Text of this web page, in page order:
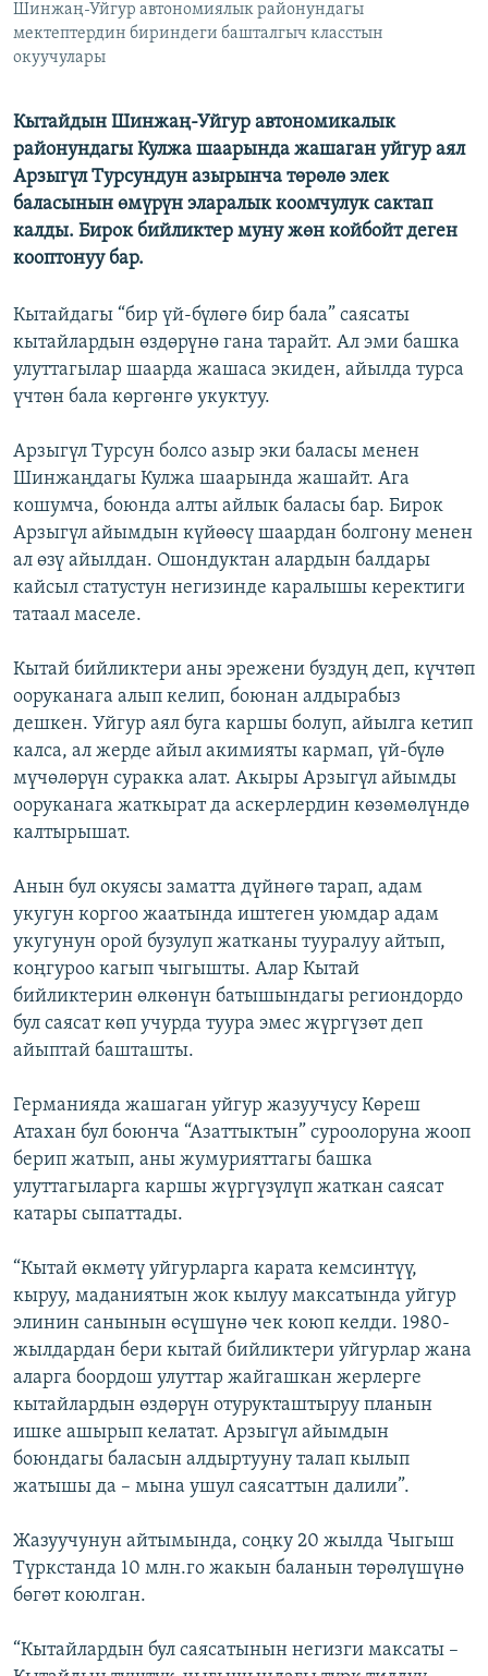
Шинжаң-Уйгур автономиялык районундагы
мектептердин бириндеги башталгыч класстын
окуучулары
Кытайдын Шинжаң-Уйгур автономикалык
районундагы Кулжа шаарында жашаган уйгур аял
Арзыгүл Турсундун азырынча төрөлө элек
баласынын өмүрүн эларалык коомчулук сактап
калды. Бирок бийликтер муну жөн койбойт деген
кооптонуу бар.
Кытайдагы “бир үй-бүлөгө бир бала” саясаты
кытайлардын өздөрүнө гана тарайт. Ал эми башка
улуттагылар шаарда жашаса экиден, айылда турса
үчтөн бала көргөнгө укуктуу.
Арзыгүл Турсун болсо азыр эки баласы менен
Шинжаңдагы Кулжа шаарында жашайт. Ага
кошумча, боюнда алты айлык баласы бар. Бирок
Арзыгүл айымдын күйөөсү шаардан болгону менен
ал өзү айылдан. Ошондуктан алардын балдары
кайсыл статустун негизинде каралышы керектиги
татаал маселе.
Кытай бийликтери аны эрежени буздуң деп, күчтөп
ооруканага алып келип, боюнан алдырабыз
дешкен. Уйгур аял буга каршы болуп, айылга кетип
калса, ал жерде айыл акимияты кармап, үй-бүлө
мүчөлөрүн суракка алат. Акыры Арзыгүл айымды
ооруканага жаткырат да аскерлердин көзөмөлүндө
калтырышат.
Анын бул окуясы заматта дүйнөгө тарап, адам
укугун коргоо жаатында иштеген уюмдар адам
укугунун орой бузулуп жатканы тууралуу айтып,
коңгуроо кагып чыгышты. Алар Кытай
бийликтерин өлкөнүн батышындагы региондордо
бул саясат көп учурда туура эмес жүргүзөт деп
айыптай башташты.
Германияда жашаган уйгур жазуучусу Көреш
Атахан бул боюнча “Азаттыктын” суроолоруна жооп
берип жатып, аны жумурияттагы башка
улуттагыларга каршы жүргүзүлүп жаткан саясат
катары сыпаттады.
“Кытай өкмөтү уйгурларга карата кемсинтүү,
кыруу, маданиятын жок кылуу максатында уйгур
элинин санынын өсүшүнө чек коюп келди. 1980-
жылдардан бери кытай бийликтери уйгурлар жана
аларга боордош улуттар жайгашкан жерлерге
кытайлардын өздөрүн отурукташтыруу планын
ишке ашырып келатат. Арзыгүл айымдын
боюндагы баласын алдыртууну талап кылып
жатышы да – мына ушул саясаттын далили”.
Жазуучунун айтымында, соңку 20 жылда Чыгыш
Түркстанда 10 млн.го жакын баланын төрөлүшүнө
бөгөт коюлган.
“Кытайлардын бул саясатынын негизги максаты –